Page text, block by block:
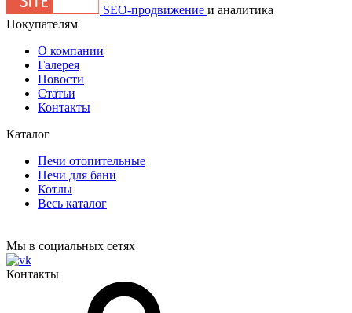
SEO-продвижение и аналитика
Покупателям
О компании
Галерея
Новости
Статьи
Контакты
Каталог
Печи отопительные
Печи для бани
Котлы
Весь каталог
Мы в социальных сетях
Контакты